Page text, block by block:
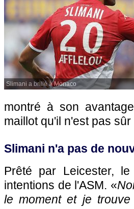
Slimani a brillé à Monaco
montré à son
maillot qu'il n'est pas
Slimani n'a pas de
Prêté par Leicester,
intentions de l'ASM. «
le moment et je